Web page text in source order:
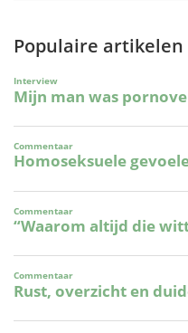
Populaire artikelen